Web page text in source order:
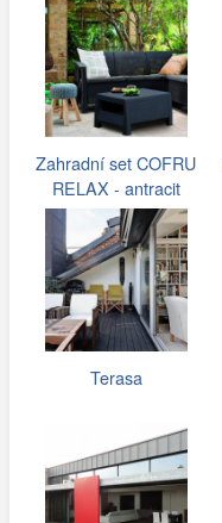
Zahradní set COFRU
RELAX - antracit
Terasa